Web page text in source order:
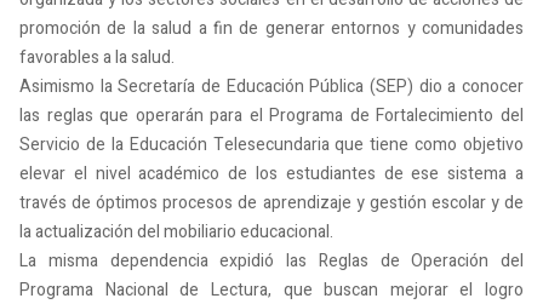
promoción de la salud a fin de generar entornos y comunidades
favorables a la salud.
Asimismo la Secretaría de Educación Pública (SEP) dio a conocer
las reglas que operarán para el Programa de Fortalecimiento del
Servicio de la Educación Telesecundaria que tiene como objetivo
elevar el nivel académico de los estudiantes de ese sistema a
través de óptimos procesos de aprendizaje y gestión escolar y de
la actualización del mobiliario educacional.
La misma dependencia expidió las Reglas de Operación del
Programa Nacional de Lectura, que buscan mejorar el logro